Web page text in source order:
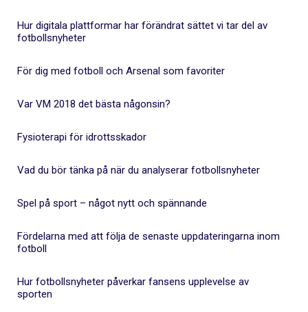
Hur digitala plattformar har förändrat sättet vi tar del av
fotbollsnyheter
För dig med fotboll och Arsenal som favoriter
Var VM 2018 det bästa någonsin?
Fysioterapi för idrottsskador
Vad du bör tänka på när du analyserar fotbollsnyheter
Spel på sport – något nytt och spännande
Fördelarna med att följa de senaste uppdateringarna inom
fotboll
Hur fotbollsnyheter påverkar fansens upplevelse av
sporten